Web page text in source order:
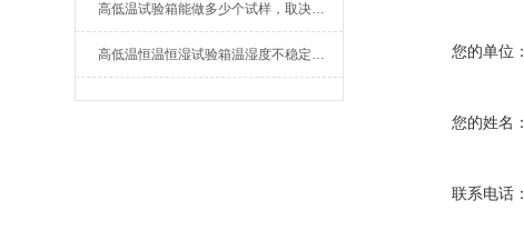
高低温试验箱能做多少个试样，取决于产品大小
高低温恒温恒湿试验箱温湿度不稳定如何解决 您的单位：
您的姓名：
联系电话：